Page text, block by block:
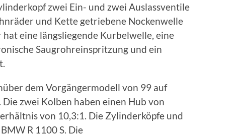
zwei Ein- und zwei Auslassventile
und Kette getriebene Nockenwelle
eine längsliegende Kurbelwelle, eine
Saugrohreinspritzung und ein
dem Vorgängermodell von 99 auf
zwei Kolben haben einen Hub von
von 10,3:1. Die Zylinderköpfe und
R 1100 S. Die